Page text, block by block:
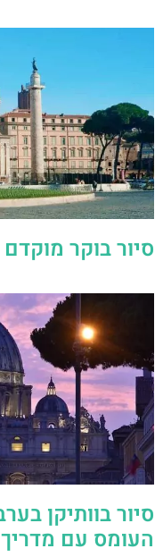
סיור בוקר
סיור בוותיקן
העומס עם מדריך